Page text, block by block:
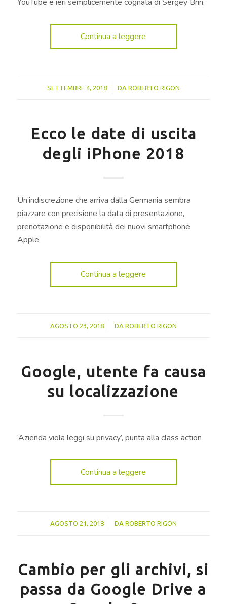
Continua a leggere
SETTEMBRE 4, 2018
/ DA ROBERTO RIGON
Ecco le date di uscita
degli iPhone 2018
Un’indiscrezione che arriva dalla Germania sembra
piazzare con precisione la data di presentazione,
prenotazione e disponibilità dei nuovi smartphone
Apple
Continua a leggere
AGOSTO 23, 2018
/ DA ROBERTO RIGON
Google, utente fa causa
su localizzazione
‘Azienda viola leggi su privacy’, punta alla class action
Continua a leggere
AGOSTO 21, 2018
/ DA ROBERTO RIGON
Cambio per gli archivi, si
passa da Google Drive a